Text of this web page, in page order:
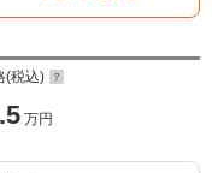
(税込)
.5 万円